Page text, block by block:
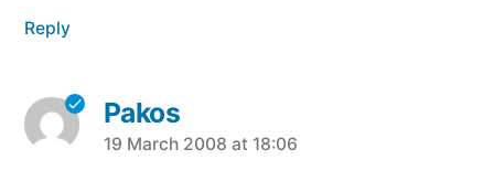
Reply
Pakos
says:
19 March 2008 at 18:06